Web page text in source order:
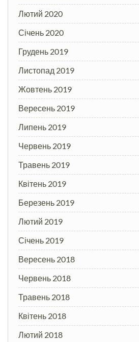
Лютий 2020
Січень 2020
Грудень 2019
Листопад 2019
Жовтень 2019
Вересень 2019
Липень 2019
Червень 2019
Травень 2019
Квітень 2019
Березень 2019
Лютий 2019
Січень 2019
Вересень 2018
Червень 2018
Травень 2018
Квітень 2018
Лютий 2018